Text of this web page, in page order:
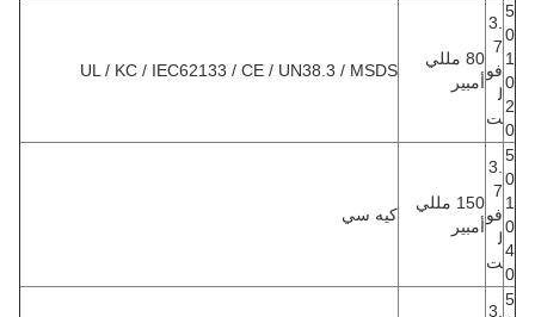
5
0
1
0
2
0
3.
7
فو
ل
ت
80 مللي
أمبير
UL / KC / IEC62133 / CE / UN38.3 / MSDS
5
0
1
0
4
0
3.
7
فو
ل
ت
150 مللي
أمبير
كيه سي
5
3.